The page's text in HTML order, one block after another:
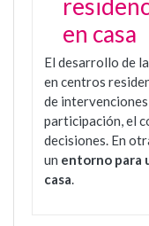
en casa
El desarrollo de
en centros
de intervenciones
participación, el
decisiones. En
un entorno para
casa.